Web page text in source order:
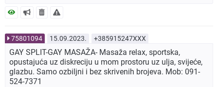
75801094 15.09.2023. +385915247XXX
GAY SPLIT-GAY MASAŽA- Masaža relax, sportska,
opustajuća uz diskreciju u mom prostoru uz ulja, svijeće,
glazbu. Samo ozbiljni i bez skrivenih brojeva. Mob: 091-
524-7371